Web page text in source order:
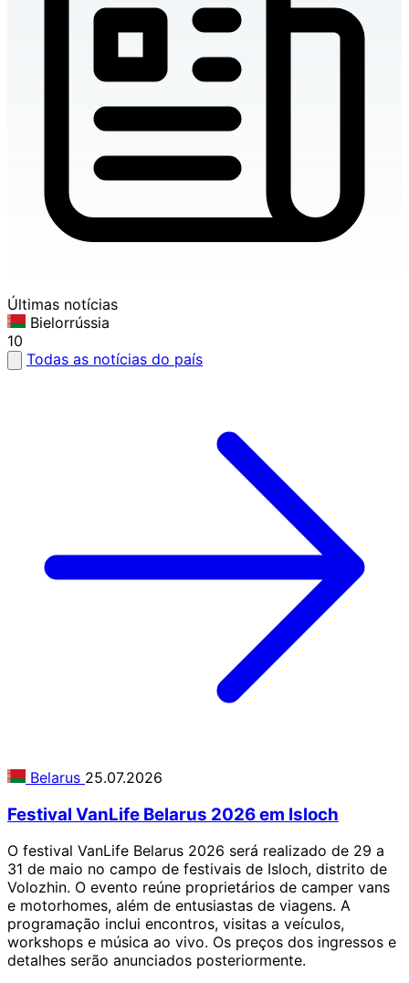
Últimas notícias
Bielorrússia
10
Todas as notícias do país
Belarus 25.07.2026
Festival VanLife Belarus 2026 em Isloch
O festival VanLife Belarus 2026 será realizado de 29 a
31 de maio no campo de festivais de Isloch, distrito de
Volozhin. O evento reúne proprietários de camper vans
e motorhomes, além de entusiastas de viagens. A
programação inclui encontros, visitas a veículos,
workshops e música ao vivo. Os preços dos ingressos e
detalhes serão anunciados posteriormente.